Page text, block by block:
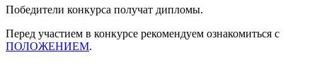
Победители конкурса получат дипломы.
Перед участием в конкурсе рекомендуем ознакомиться с
ПОЛОЖЕНИЕМ.